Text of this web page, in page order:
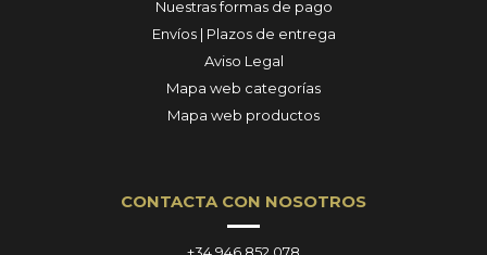
Nuestras formas de pago
Envíos | Plazos de entrega
Aviso Legal
Mapa web categorías
Mapa web productos
CONTACTA CON NOSOTROS